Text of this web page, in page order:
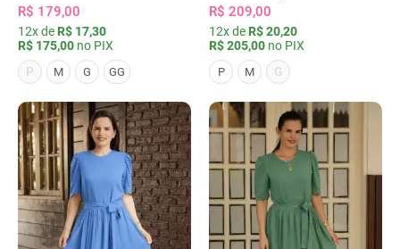
R$ 179,00
12x de R$ 17,30
R$ 175,00 no PIX
P
M G GG
R$ 209,00
12x de R$ 20,20
R$ 205,00 no PIX
P M G